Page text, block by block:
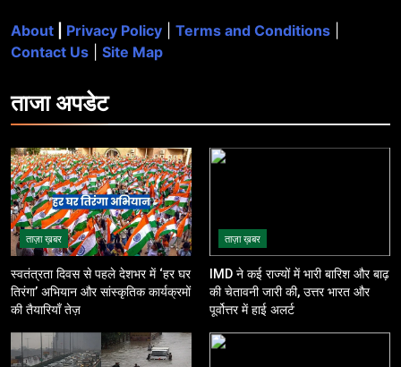
About Privacy Policy Terms and Conditions
Contact Us
Site Map
ताजाअपडेट
ताज़ा ख़बर
स्वतंत्रता दिवस से पहले देशभर में ‘हर घर
तिरंगा’ अभियान और सांस्कृतिक कार्यक्रमों
की तैयारियाँ तेज़
ताज़ा ख़बर
IMD ने कई राज्यों में भारी बारिश और बाढ़
की चेतावनी जारी की, उत्तर भारत और
पूर्वोत्तर में हाई अलर्ट